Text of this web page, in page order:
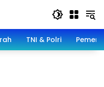
TNI & Polri